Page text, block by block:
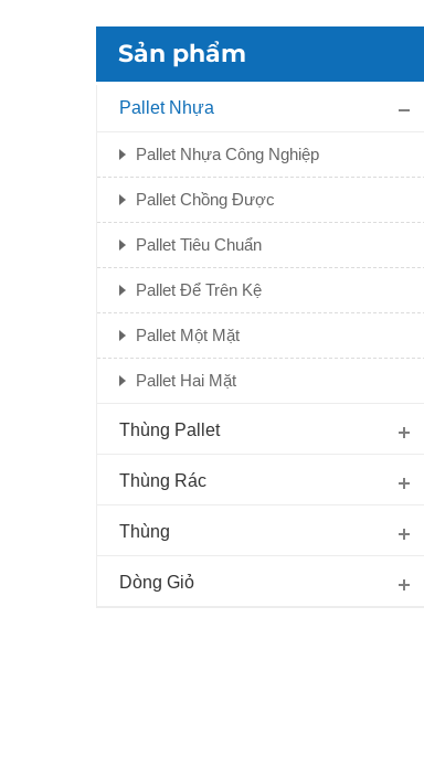
Sản phẩm
Pallet Nhựa
Pallet Nhựa Công Nghiệp
Pallet Chồng Được
Pallet Tiêu Chuẩn
Pallet Để Trên Kệ
Pallet Một Mặt
Pallet Hai Mặt
Thùng Pallet
Thùng Rác
Thùng
Dòng Giỏ